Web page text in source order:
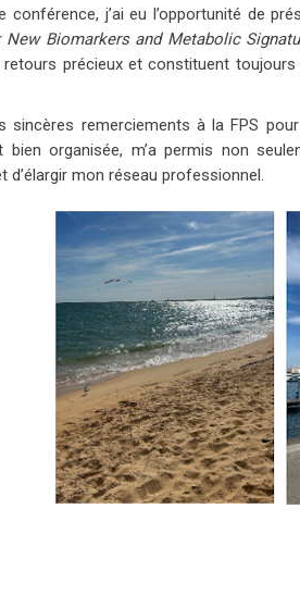
conférence, j’ai eu l’opportunité de
Biomarkers and Metabolic
retours précieux et constituent
sincères remerciements à la FPS
bien organisée, m’a permis non
mon réseau professionnel.